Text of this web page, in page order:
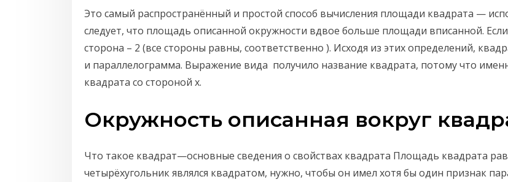
Это самый распространённый и простой способ вычисления площади квадрата —
следует, что площадь описанной окружности вдвое больше площади вписанной.
сторона – 2 (все стороны равны, соответственно ). Исходя из этих определений,
и параллелограмма. Выражение вида получило название квадрата, потому что
квадрата со стороной x.
Окружность описанная вокруг
Что такое квадрат—основные сведения о свойствах квадрата Площадь квадрата
четырёхугольник являлся квадратом, нужно, чтобы он имел хотя бы один признак